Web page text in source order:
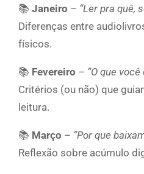
📚 Janeiro – “Ler pra quê,
Diferenças entre
físicos.
📚 Fevereiro – “O que
Critérios (ou não) que
leitura.
📚 Março – “Por que
Reflexão sobre acúmulo